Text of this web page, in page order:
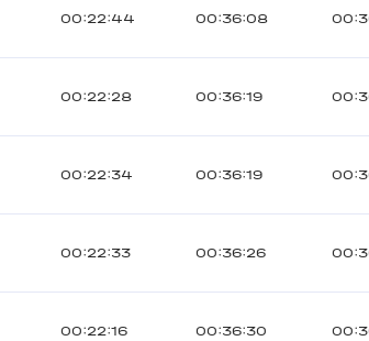
00:22:44 00:36:08
00:22:28 00:36:19
00:22:34 00:36:19
00:22:33 00:36:26
00:22:16 00:36:30